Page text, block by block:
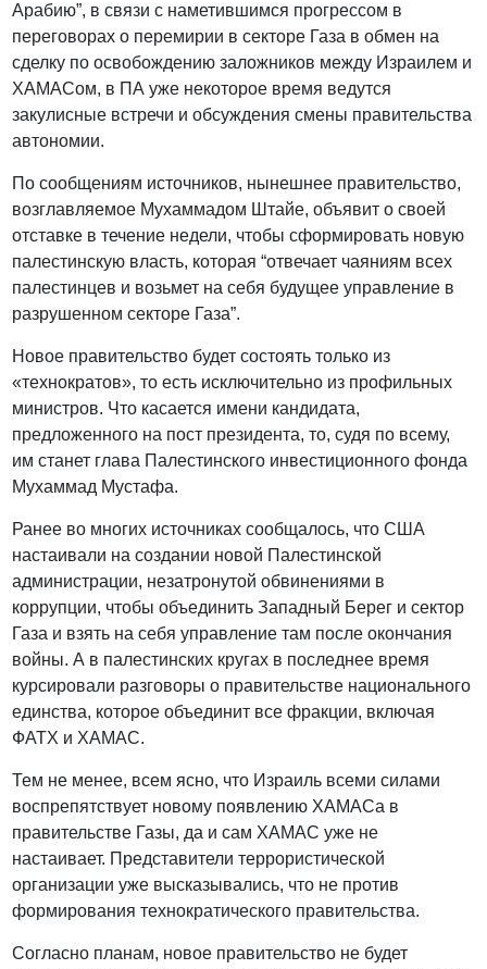
Арабию”, в связи с наметившимся прогрессом в
переговорах о перемирии в секторе Газа в обмен на
сделку по освобождению заложников между Израилем и
ХАМАСом, в ПА уже некоторое время ведутся
закулисные встречи и обсуждения смены правительства
автономии.
По сообщениям источников, нынешнее правительство,
возглавляемое Мухаммадом Штайе, объявит о своей
отставке в течение недели, чтобы сформировать новую
палестинскую власть, которая “отвечает чаяниям всех
палестинцев и возьмет на себя будущее управление в
разрушенном секторе Газа”.
Новое правительство будет состоять только из
«технократов», то есть исключительно из профильных
министров. Что касается имени кандидата,
предложенного на пост президента, то, судя по всему,
им станет глава Палестинского инвестиционного фонда
Мухаммад Мустафа.
Ранее во многих источниках сообщалось, что США
настаивали на создании новой Палестинской
администрации, незатронутой обвинениями в
коррупции, чтобы объединить Западный Берег и сектор
Газа и взять на себя управление там после окончания
войны. А в палестинских кругах в последнее время
курсировали разговоры о правительстве национального
единства, которое объединит все фракции, включая
ФАТХ и ХАМАС.
Тем не менее, всем ясно, что Израиль всеми силами
воспрепятствует новому появлению ХАМАСа в
правительстве Газы, да и сам ХАМАС уже не
настаивает. Представители террористической
организации уже высказывались, что не против
формирования технократического правительства.
Согласно планам, новое правительство не будет